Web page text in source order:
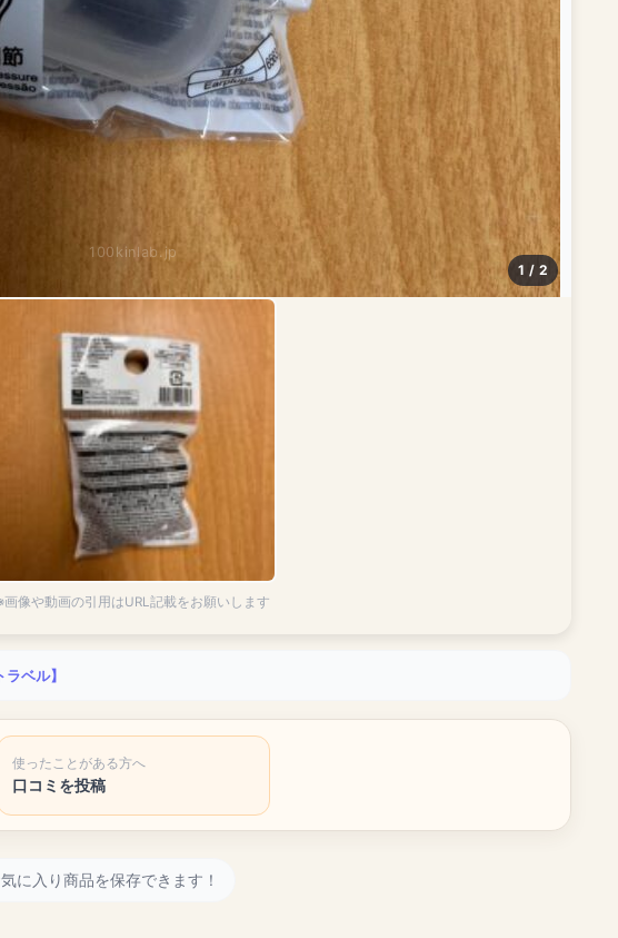
100kinlab.jp
1 / 2
画像や動画の引用はURL記載をお願いします
ラベル】
使ったことがある方へ
口コミを投稿
に入り商品を保存できます！